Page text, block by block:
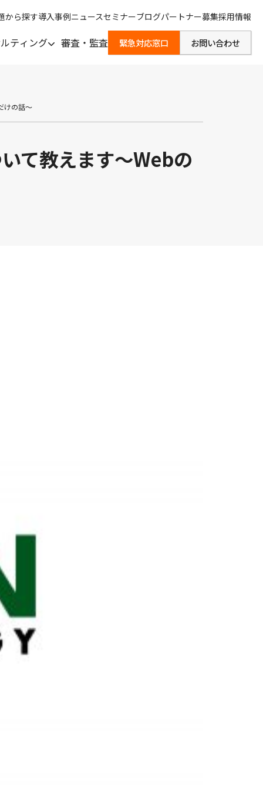
から探す導入事例ニュースセミナーブログパートナー募集採用情報
ティング 審査・監査 緊急対応窓口 お問い合わせ
けの話～
て教えます～Webの